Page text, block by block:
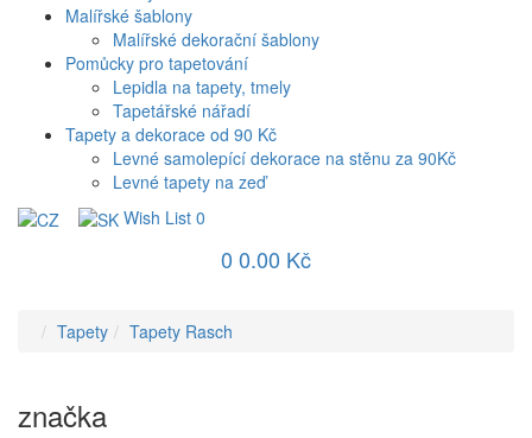
Malířské šablony
Malířské dekorační šablony
Pomůcky pro tapetování
Lepidla na tapety, tmely
Tapetářské nářadí
Tapety a dekorace od 90 Kč
Levné samolepící dekorace na stěnu za 90Kč
Levné tapety na zeď
Wish List 0
0 0.00 Kč
Tapety Tapety Rasch
značka